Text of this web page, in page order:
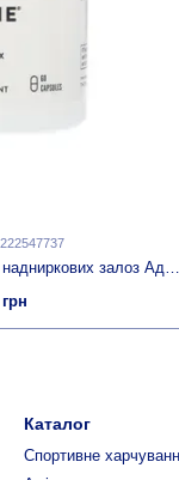
Комплекс для підтримки надниркових залоз Адренал, Adrenal Cortex, Thorne, 60 капсул
Каталог
Спортивне